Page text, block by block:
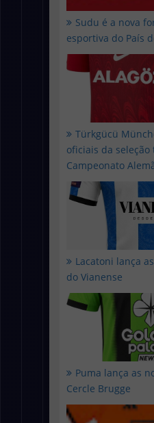
Sudu é a nova
esportiva do País
Türkgücü
oficiais da seleção
Campeonato
Lacatoni lança
do Vianense
Puma lança as
Cercle Brugge